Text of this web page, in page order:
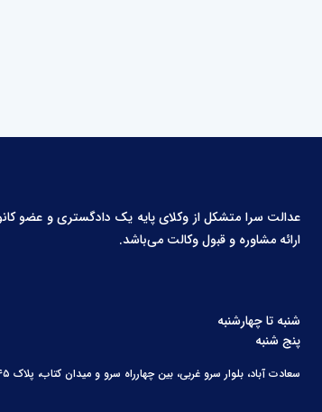
عدالت سرا متشکل از وکلای پایه یک دادگستری و عضو
ارائه مشاوره و قبول وکالت می‌باشد.
شنبه تا چهارشنبه
پنج شنبه
سعادت آباد، بلوار سرو غربی، بین چهارراه سرو و میدان کتاب، پلاک ۱۴۵، زنگ اول